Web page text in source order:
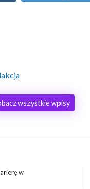
wszystkie wpisy
w